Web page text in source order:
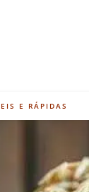
E RÁPIDAS